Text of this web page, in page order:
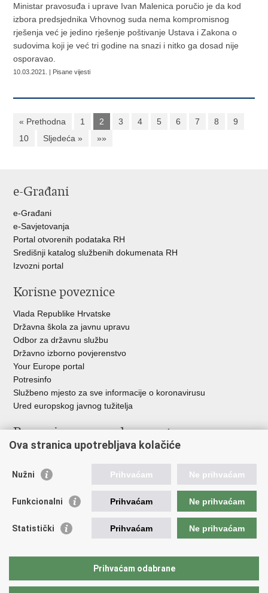
Ministar pravosuđa i uprave Ivan Malenica poručio je da kod
izbora predsjednika Vrhovnog suda nema kompromisnog
rješenja već je jedino rješenje poštivanje Ustava i Zakona o
sudovima koji je već tri godine na snazi i nitko ga dosad nije
osporavao.
10.03.2021. | Pisane vijesti
« Prethodna 1 2 3 4 5 6 7 8
9
10
Sljedeća » »»
e-Građani
e-Građani
e-Savjetovanja
Portal otvorenih podataka RH
Središnji katalog službenih dokumenata RH
Izvozni portal
Korisne poveznice
Vlada Republike Hrvatske
Državna škola za javnu upravu
Odbor za državnu službu
Državno izborno povjerenstvo
Your Europe portal
Potresinfo
Službeno mjesto za sve informacije o koronavirusu
Ured europskog javnog tužitelja
Poveznice pravosudnog sustava
Državno odvjetništvo
Ured za suzbijanje korupcije i organiziranog kriminaliteta
Državnoodvjetničko vijeće
Hrvatska odvjetnička komora
Europski pravosudni portal
Ova stranica upotrebljava kolačiće
Nužni Prihvaćam Ne prihvaćam
Funkcionalni Prihvaćam Ne prihvaćam
Statistički Prihvaćam Ne prihvaćam
Prihvaćam odabrane